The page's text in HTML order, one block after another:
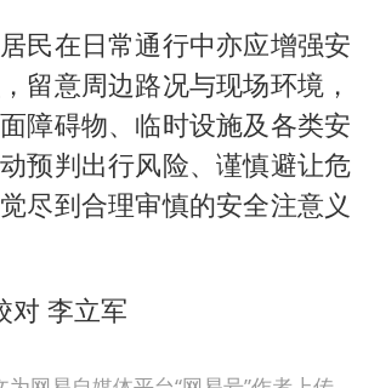
民在日常通行中亦应增强安
留意周边路况与现场环境，
障碍物、临时设施及各类安
预判出行风险、谨慎避让危
尽到合理审慎的安全注意义
对 李立军